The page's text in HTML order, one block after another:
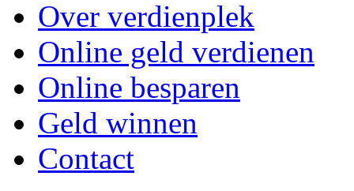
Over verdienplek
Online geld verdienen
Online besparen
Geld winnen
Contact